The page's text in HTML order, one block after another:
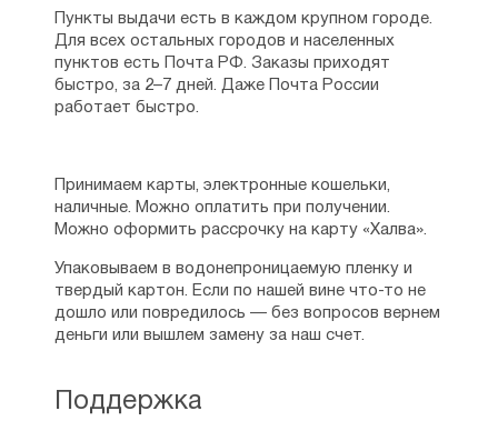
Поддержка
Пункты выдачи есть в каждом крупном городе.
Для всех остальных городов и населенных
пунктов есть Почта РФ. Заказы приходят
быстро, за 2–7 дней. Даже Почта России
работает быстро.
Принимаем карты, электронные кошельки,
наличные. Можно оплатить при получении.
Можно оформить рассрочку на карту «Халва».
Упаковываем в водонепроницаемую пленку и
твердый картон. Если по нашей вине что-то не
дошло или повредилось — без вопросов вернем
деньги или вышлем замену за наш счет.